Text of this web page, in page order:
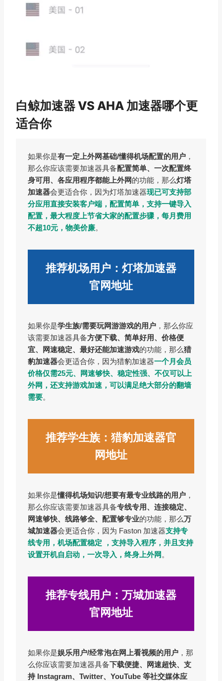
白鲸加速器 VS AHA 加速器哪个更
适合你
如果你是有一定上外网基础/懂得机场配置的用户 ，
那么你应该需要加速器具备配置简单、一次配置终
身可用、各应用程序都能上外网的功能，那么灯塔
加速器会更适合你，因为灯塔加速器现已可支持部
分应用直接安装客户端，配置简单，支持一键导入
配置，最大程度上节省大家的配置步骤，每月费用
不超10元，物美价廉。
推荐机场用户：灯塔加速器
官网地址
如果你是学生族/需要玩网游游戏的用户 ，那么你应
该需要加速器具备方便下载、简单好用、价格便
宜、网速稳定、最好还能加速游戏的功能，那么猎
豹加速器会更适合你，因为猎豹加速器一个月会员
价格仅需25元、网速够快、 稳定性强、不仅可以上
外网，还支持游戏加速，可以满足绝大部分的翻墙
需要。
推荐学生族：猎豹加速器官
网地址
如果你是懂得机场知识/想要有最专业线路的用户 ，
那么你应该需要加速器具备专线专用、连接稳定、
网速够快、线路够全、配置够专业的功能，那么万
城加速器会更适合你，因为 Faston 加速器支持专
线专用，机场配置稳定 ，支持导入程序，并且支持
设置开机自启动，一次导入，终身上外网 。
推荐专线用户：万城加速器
官网地址
如果你是娱乐用户/经常泡在网上看视频的用户 ，那
么你应该需要加速器具备下载便捷、网速超快、支
持 Instagram、Twitter、YouTube 等社交媒体应